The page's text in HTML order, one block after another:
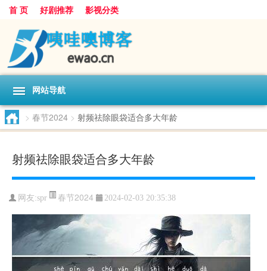
首 页 好剧推荐 影视分类
网站导航
> 春节2024 > 射频祛除眼袋适合多大年龄
射频祛除眼袋适合多大年龄
网友:spr 春节2024 2024-02-03 20:35:38